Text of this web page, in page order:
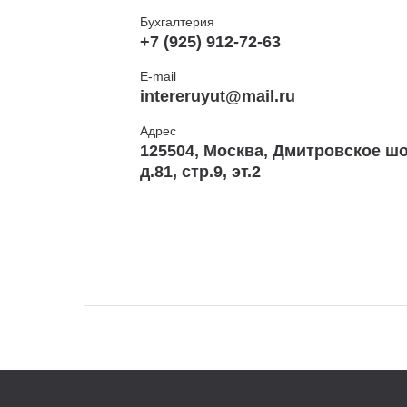
Бухгалтерия
+7 (925) 912-72-63
E-mail
intereruyut@mail.ru
Адрес
125504, Москва, Дмитровское
д.81, стр.9, эт.2